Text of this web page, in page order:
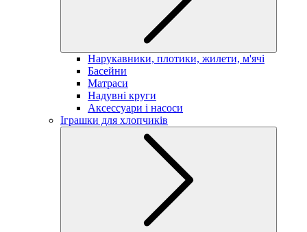
Нарукавники, плотики, жилети, м'ячі
Басейни
Матраси
Надувні круги
Аксессуари і насоси
Іграшки для хлопчиків